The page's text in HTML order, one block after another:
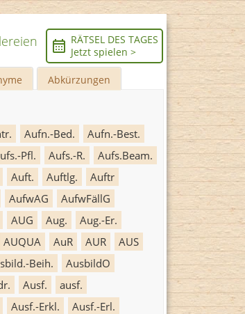
RÄTSEL DES TAGES
Jetzt spielen >
Abkürzungen
Aufn.-Bed.
Aufn.-Best.
Pfl. Aufs.-R.
Aufs.Beam.
Auft. Auftlg.
Auftr
AufwAG
AufwFällG
AUG Aug.
Aug.-Er.
AUQUA AuR AUR
AUS
Beih.
AusbildO
Ausf.
ausf.
Ausf.-Erkl.
Ausf.-Erl.